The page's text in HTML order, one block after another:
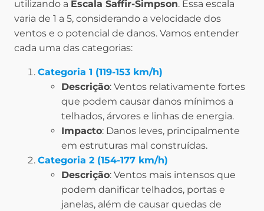
utilizando a Escala Saffir-Simpson. Essa escala
varia de 1 a 5, considerando a velocidade dos
ventos e o potencial de danos. Vamos entender
cada uma das categorias:
Categoria 1 (119-153 km/h)
Descrição: Ventos relativamente fortes
que podem causar danos mínimos a
telhados, árvores e linhas de energia.
Impacto: Danos leves, principalmente
em estruturas mal construídas.
Categoria 2 (154-177 km/h)
Descrição: Ventos mais intensos que
podem danificar telhados, portas e
janelas, além de causar quedas de